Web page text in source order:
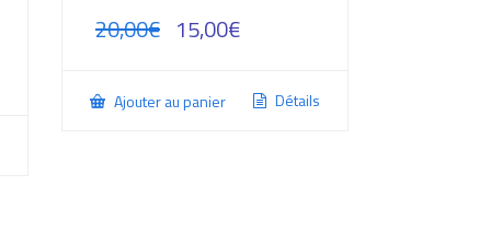
20,00€ 15,00€
Ajouter au panier Détails